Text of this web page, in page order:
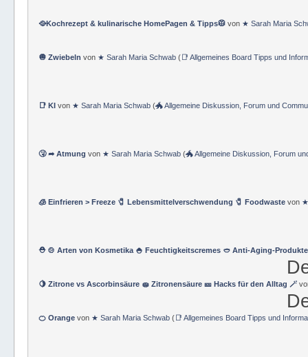
🥘Kochrezept & kulinarische HomePagen & Tipps🥼 von ★ Sarah Maria
🧅 Zwiebelnvon ★ Sarah Maria Schwab (📑 Allgemeines Board Tipps und
📑 KI von ★ Sarah Maria Schwab (🐲 Allgemeine Diskussion, Forum und
🤧 ➦ Atmung von ★ Sarah Maria Schwab (🐲 Allgemeine Diskussion, Forum
🧊 Einfrieren > Freeze 🧷 Lebensmittelverschwendung 🧷 Foodwaste von ★
⛑ 🍲 Arten von Kosmetika 🍚 Feuchtigkeitscremes 🥙 Anti-Aging-
🍋 Zitrone vs Ascorbinsäure 🧽 Zitronensäure 🎫 Hacks für den Alltag 🪄
🍊 Orange von ★ Sarah Maria Schwab (📑 Allgemeines Board Tipps und